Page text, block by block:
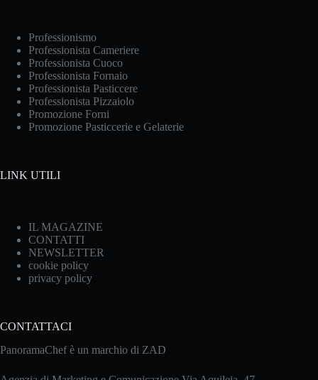
Professionismo
Professionista Cameriere
Professionista Cuoco
Professionista Fornaio
Professionista Pasticcere
Professionista Pizzaiolo
Promozione Forni
Promozione Pasticcerie e Gelaterie
LINK UTILI
IL MAGAZINE
CONTATTI
NEWSLETTER
cookie policy
privacy policy
CONTATTACI
PanoramaChef è un marchio di ZAD